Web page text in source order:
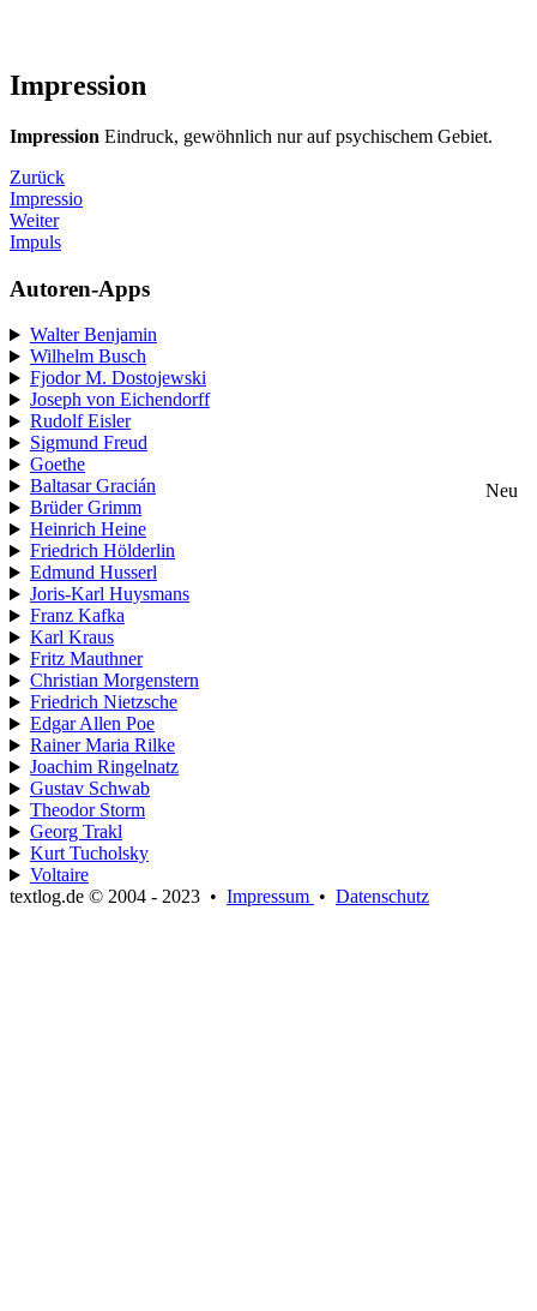
Impression
Impression Eindruck, gewöhnlich nur auf psychischem Gebiet.
Zurück
Impressio
Weiter
Impuls
Autoren-Apps
Walter Benjamin
Wilhelm Busch
Fjodor M. Dostojewski
Joseph von Eichendorff
Rudolf Eisler
Sigmund Freud
Goethe
Baltasar Gracián
Neu
Brüder Grimm
Heinrich Heine
Friedrich Hölderlin
Edmund Husserl
Joris-Karl Huysmans
Franz Kafka
Karl Kraus
Fritz Mauthner
Christian Morgenstern
Friedrich Nietzsche
Edgar Allen Poe
Rainer Maria Rilke
Joachim Ringelnatz
Gustav Schwab
Theodor Storm
Georg Trakl
Kurt Tucholsky
Voltaire
textlog.de © 2004 - 2023 • Impressum • Datenschutz